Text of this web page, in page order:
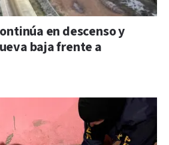
en descenso y
baja frente a